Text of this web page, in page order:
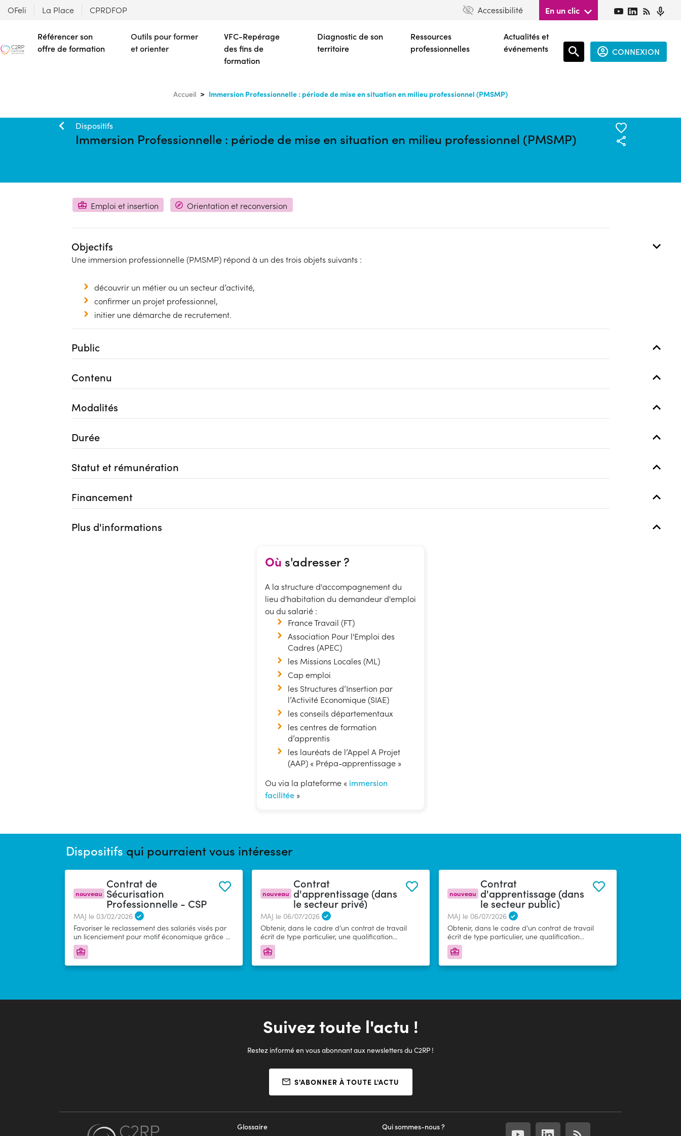
contenu
principal
OFeli La Place CPRDFOP Accessibilité En un clic
Référencer son
offre de formation
Outils pour former
et orienter
VFC-Repérage
des fins de
formation
Diagnostic de son
territoire
Ressources
professionnelles
Actualités et
événements
CONNEXION
guest
Accueil Immersion Professionnelle : période de mise en situation en milieu professionnel (PMSMP)
Dispositifs
Immersion Professionnelle : période de mise en situation en milieu professionnel (PMSMP)
Emploi et insertion Orientation et reconversion
Objectifs
Une immersion professionnelle (PMSMP) répond à un des trois objets suivants :
découvrir un métier ou un secteur d’activité,
confirmer un projet professionnel,
initier une démarche de recrutement.
Public
Contenu
Modalités
Durée
Statut et rémunération
Financement
Plus d'informations
Où s'adresser ?
A la structure d'accompagnement du
lieu d'habitation du demandeur d'emploi
ou du salarié :
France Travail (FT)
Association Pour l'Emploi des
Cadres (APEC)
les Missions Locales (ML)
Cap emploi
les Structures d’Insertion par
l’Activité Economique (SIAE)
les conseils départementaux
les centres de formation
d’apprentis
les lauréats de l’Appel A Projet
(AAP) « Prépa-apprentissage »
Ou via la plateforme « immersion
facilitée »
Dispositifs qui pourraient vous intéresser
nouveau
Contrat de
Sécurisation
Professionnelle - CSP
MAJ le 03/02/2026
Favoriser le reclassement des salariés visés par
un licenciement pour motif économique grâce à
la mise en place d’un parcours de retour à
l’emploi.
nouveau
Contrat
d'apprentissage (dans
le secteur privé)
MAJ le 06/07/2026
Obtenir, dans le cadre d'un contrat de travail
écrit de type particulier, une qualification
sanctionnée par un diplôme ou un titre
professionnel à finalité professionnelle enregistré
au Répertoire National des Certifications
Professionnelles en associant une activité
nouveau
Contrat
d'apprentissage (dans
le secteur public)
MAJ le 06/07/2026
Obtenir, dans le cadre d'un contrat de travail
écrit de type particulier, une qualification
sanctionnée par un diplôme ou un titre
professionnel à finalité professionnelle enregistré
au Répertoire National des Certifications
Professionnelles en associant une activité
Suivez toute l'actu !
Restez informé en vous abonnant aux newsletters du C2RP !
S'ABONNER À TOUTE L'ACTU
Qui sommes-nous ?
Glossaire